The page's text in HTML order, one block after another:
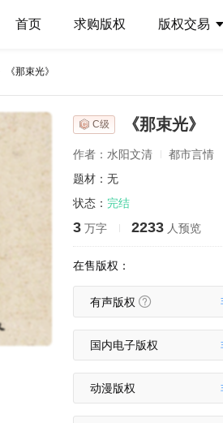
首页 求购版权 版权交易
《那束光》
C级 《那束光》
作者：水阳文清
都市言情
题材：无
状态： 完结
3 万字 2233 人预览
在售版权：
有声版权
国内电子版权
动漫版权